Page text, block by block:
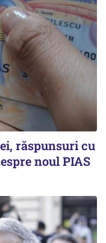
răspunsuri cu
noul PIAS